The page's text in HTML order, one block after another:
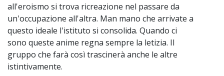
all'eroismo si trova ricreazione nel passare da
un'occupazione all'altra. Man mano che arrivate a
questo ideale l'istituto si consolida. Quando ci
sono queste anime regna sempre la letizia. Il
gruppo che farà così trascinerà anche le altre
istintivamente.